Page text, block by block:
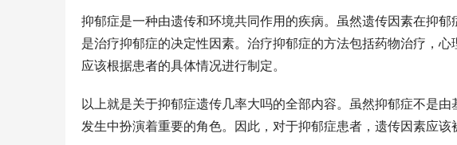
抑郁症是一种由遗传和环境共同作用的疾病。虽然遗传因素在抑
是治疗抑郁症的决定性因素。治疗抑郁症的方法包括药物治疗，
应该根据患者的具体情况进行制定。
以上就是关于抑郁症遗传几率大吗的全部内容。虽然抑郁症不是
发生中扮演着重要的角色。因此，对于抑郁症患者，遗传因素应该